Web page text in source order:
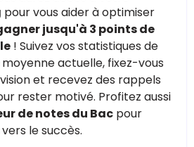
pour vous aider à optimiser
jusqu'à 3 points de
! Suivez vos statistiques de
actuelle, fixez-vous
et recevez des rappels
rester motivé. Profitez aussi
de notes du Bac pour
le succès.